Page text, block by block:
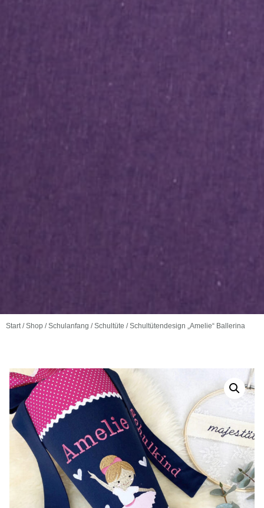
Start/Shop /Schulanfang /Schultüte / Schultütendesign „Amelie“ Ballerina